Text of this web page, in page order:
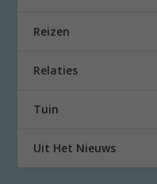
Reizen
Relaties
Tuin
Uit Het Nieuws